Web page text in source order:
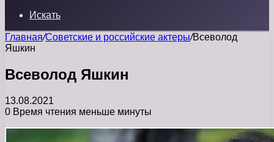
Искать
Главная/Советские и российские актеры/Всеволод
Яшкин
Всеволод Яшкин
13.08.2021
0 Время чтения меньше минуты